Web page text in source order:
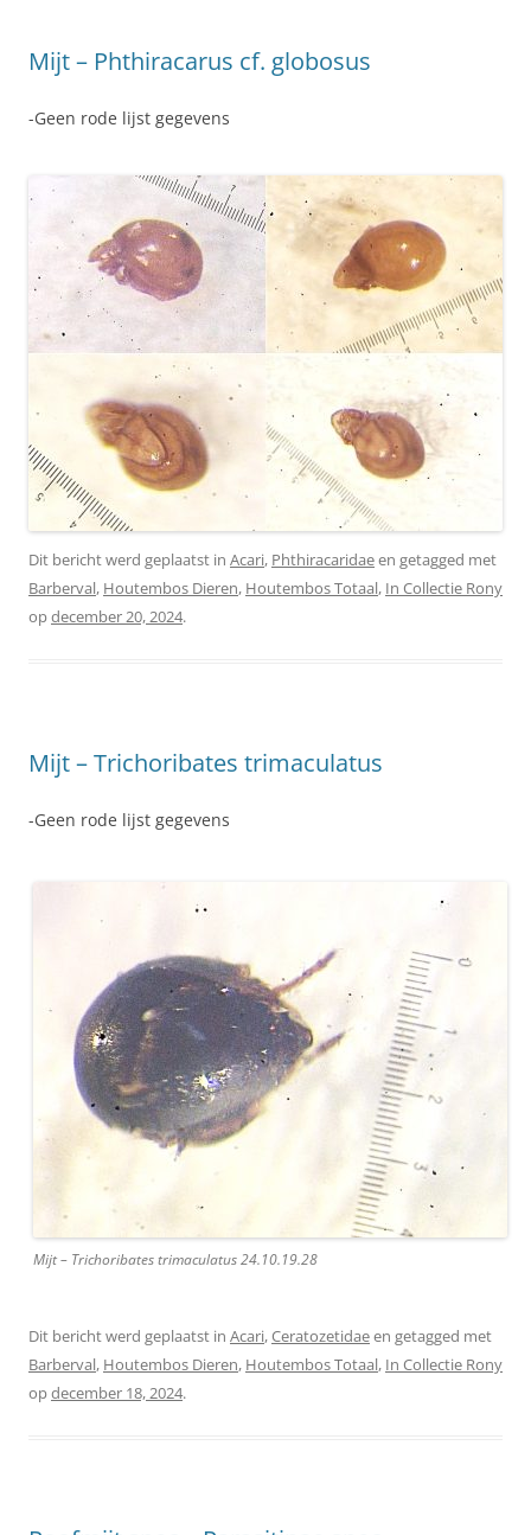
Mijt – Phthiracarus cf. globosus
-Geen rode lijst gegevens
Dit bericht werd geplaatst in Acari, Phthiracaridaeen getagged met
Barberval, Houtembos Dieren, Houtembos Totaal, In Collectie Rony
opdecember 20, 2024.
Mijt – Trichoribates trimaculatus
-Geen rode lijst gegevens
Mijt – Trichoribates trimaculatus 24.10.19.28
Dit bericht werd geplaatst in Acari,Ceratozetidaeen getagged met
Barberval, Houtembos Dieren, Houtembos Totaal, In Collectie Rony
opdecember 18, 2024.